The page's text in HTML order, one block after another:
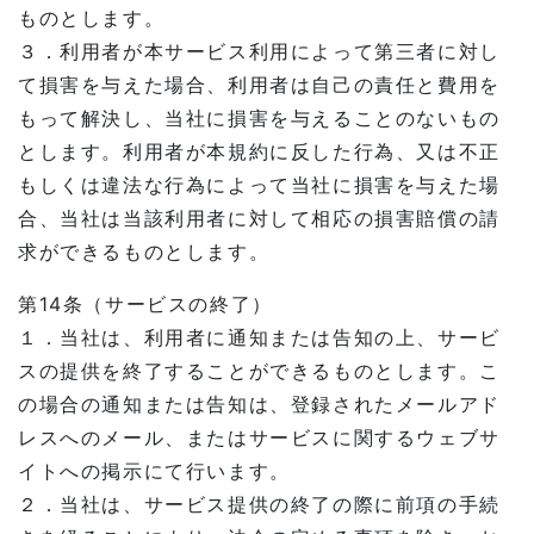
ものとします。
３．利用者が本サービス利用によって第三者に対し
て損害を与えた場合、利用者は自己の責任と費用を
もって解決し、当社に損害を与えることのないもの
とします。利用者が本規約に反した行為、又は不正
もしくは違法な行為によって当社に損害を与えた場
合、当社は当該利用者に対して相応の損害賠償の請
求ができるものとします。
第14条（サービスの終了）
１．当社は、利用者に通知または告知の上、サービ
スの提供を終了することができるものとします。こ
の場合の通知または告知は、登録されたメールアド
レスへのメール、またはサービスに関するウェブサ
イトへの掲示にて行います。
２．当社は、サービス提供の終了の際に前項の手続